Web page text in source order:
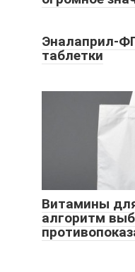
Эналаприл-
таблетки
Витамины
алгоритм